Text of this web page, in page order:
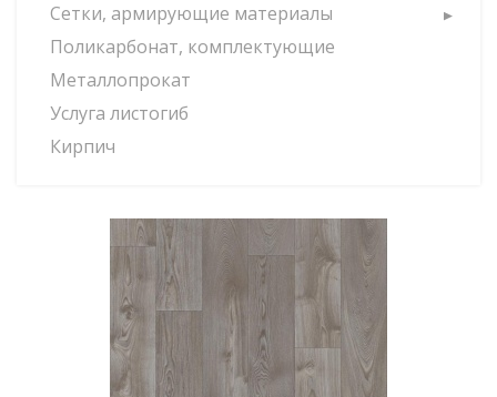
Сетки, армирующие материалы
Поликарбонат, комплектующие
Металлопрокат
Услуга листогиб
Кирпич